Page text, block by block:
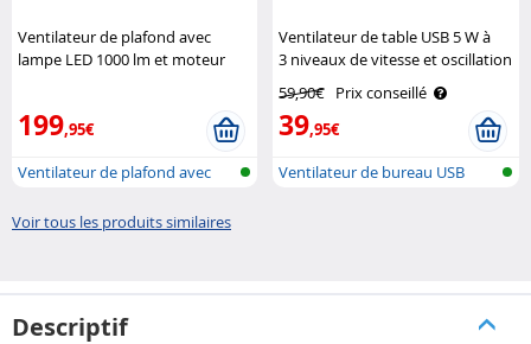
Ventilateur de plafond avec
lampe LED 1000 lm et moteur
199,95€
Ventilateur de plafond avec
Ventilateur de table USB 5 W à
3 niveaux de vitesse et oscillation
VT-120.T Sichler Haushaltsgeräte
59,90€ Prix conseillé
39,95€
Ventilateur de bureau USB
Voir tous les produits similaires
Descriptif